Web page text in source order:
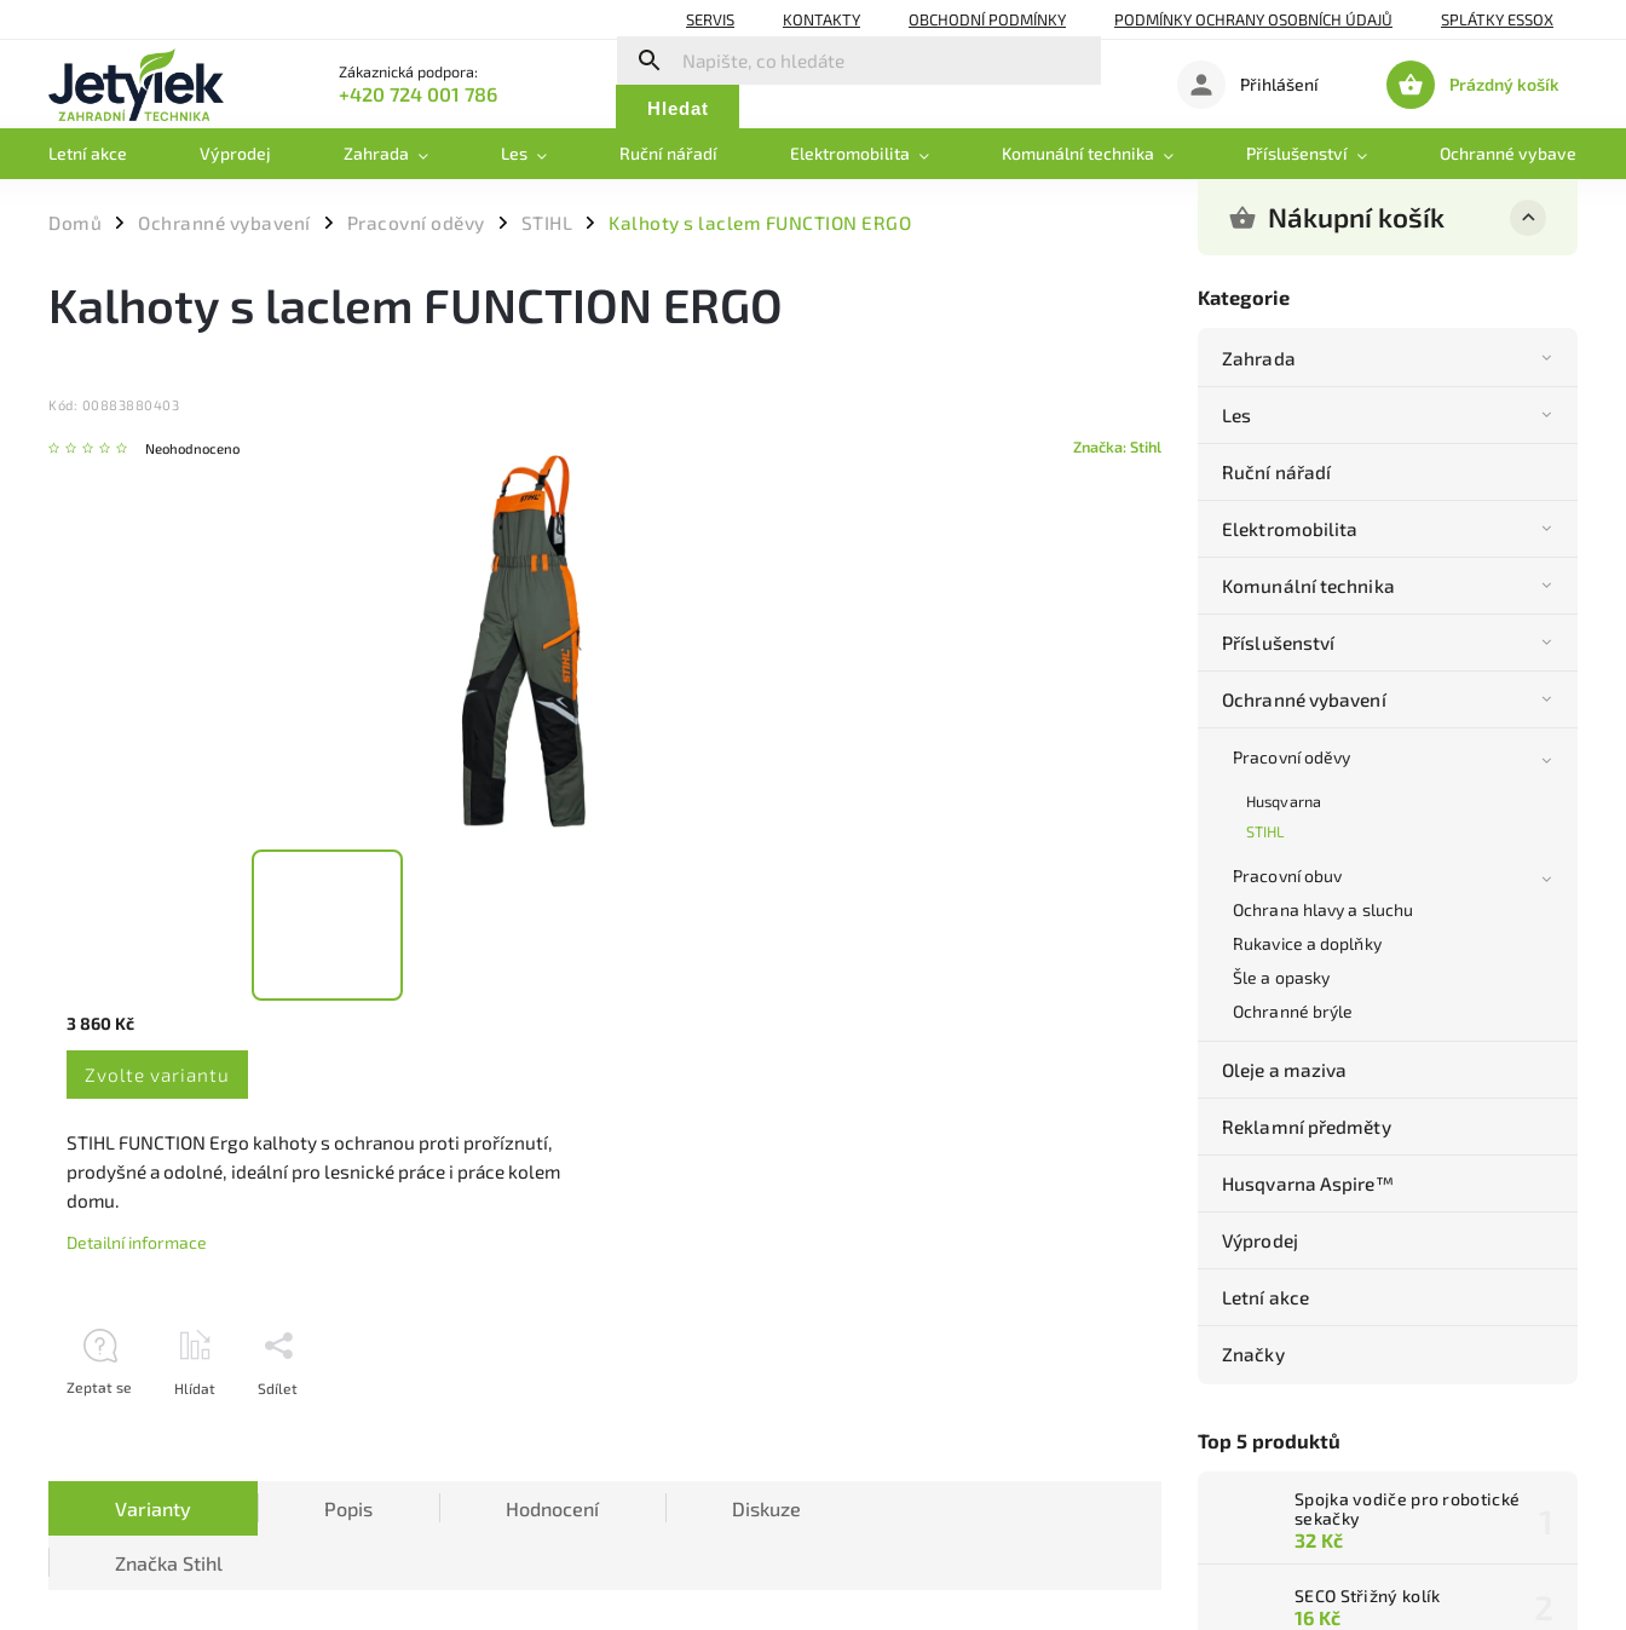
SERVIS KONTAKTY OBCHODNÍ PODMÍNKY PODMÍNKY OCHRANY OSOBNÍCH ÚDAJŮ SPLÁTKY ESSOX
Zákaznická podpora:
+420 724 001 786
Hledat
Nákupní
Prázdný košík
Přihlášení
Letní akce Výprodej Zahrada Les Ruční nářadí Elektromobilita Komunální technika Příslušenství Ochranné vybavení
Domů / Ochranné vybavení / Pracovní oděvy / STIHL / Kalhoty s laclem FUNCTION ERGO Nákupní košík
Kategorie
Zahrada
Les
Ruční nářadí
Elektromobilita
Komunální technika
Příslušenství
Ochranné vybavení
Pracovní oděvy
Husqvarna
STIHL
Pracovní obuv
Ochrana hlavy a sluchu
Rukavice a doplňky
Šle a opasky
Ochranné brýle
Oleje a maziva
Reklamní předměty
Husqvarna Aspire™
Výprodej
Letní akce
Značky
Top 5 produktů
Spojka vodiče pro robotické
sekačky
32 Kč
SECO Střižný kolík
16 Kč
Kalhoty s laclem FUNCTION ERGO
Kód: 00883880403
Neohodnoceno Značka:Stihl
3 860 Kč
Zvolte variantu
STIHL FUNCTION Ergo kalhoty s ochranou proti proříznutí,
prodyšné a odolné, ideální pro lesnické práce i práce kolem
domu.
Detailní informace
Zeptat se Hlídat Sdílet
Varianty Popis Hodnocení Diskuze
Značka Stihl